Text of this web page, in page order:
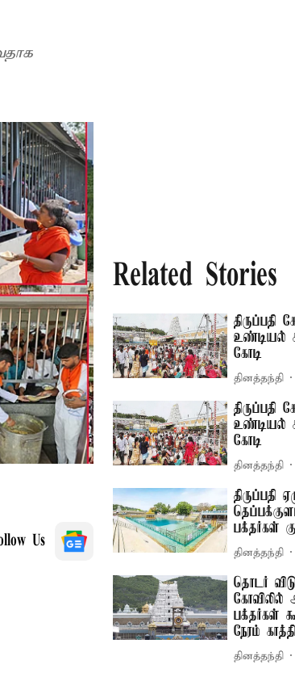
Us
Related Stories
திருப்பதி
உண்டியல்
கோடி
தினத்தந்தி
திருப்பதி
உண்டியல்
கோடி
தினத்தந்தி
பக்தர்கள்
தினத்தந்தி
தொடர்
கோவிலில்
பக்தர்கள்
நேரம்
தினத்தந்தி